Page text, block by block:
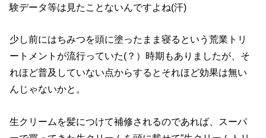
験データ等は見たことないんですよね(汗)
少し前にはちみつを頭に塗ったまま寝るという荒業トリ
ートメントが流行っていた(？）時期もありましたが、そ
れほど普及していない点からするとそれほど効果は無い
んじゃないかと。
生クリームを髪につけて補修されるのであれば、スーパ